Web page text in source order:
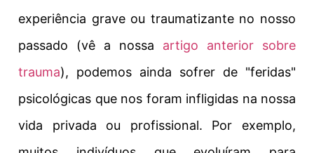
experiência grave ou traumatizante no nosso
passado (vê a nossa artigo anterior sobre
trauma), podemos ainda sofrer de "feridas"
psicológicas que nos foram infligidas na nossa
vida privada ou profissional. Por exemplo,